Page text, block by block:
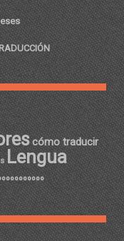
cómo traducir
Lengua